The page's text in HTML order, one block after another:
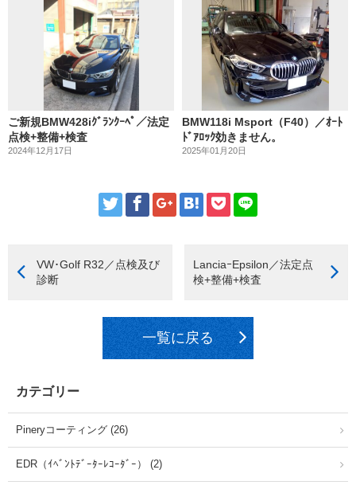
ご新規BMW428iｸﾞﾗﾝｸｰﾍﾟ／法定
点検+整備+検査
2024年12月17日
BMW118i Msport（F40）／ｵｰﾄ
ﾄﾞｱﾛｯｸ効きません。
2025年01月20日
VW･Golf R32／点検及び
診断
LanciaｰEpsilon／法定点
検+整備+検査
一覧に戻る
カテゴリー
Pineryコーティング (26)
EDR（ｲﾍﾞﾝﾄﾃﾞｰﾀｰﾚｺｰﾀﾞｰ） (2)